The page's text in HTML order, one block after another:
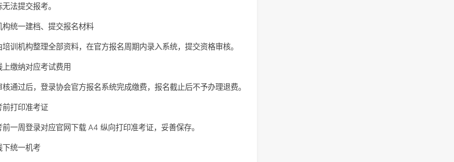
无法提交报考。
构统一建档、提交报名材料
培训机构整理全部资料，在官方报名周期内录入系统，提交资格审核。
上缴纳对应考试费用
核通过后，登录协会官方报名系统完成缴费，报名截止后不予办理退费。
前打印准考证
前一周登录对应官网下载 A4 纵向打印准考证，妥善保存。
下统一机考